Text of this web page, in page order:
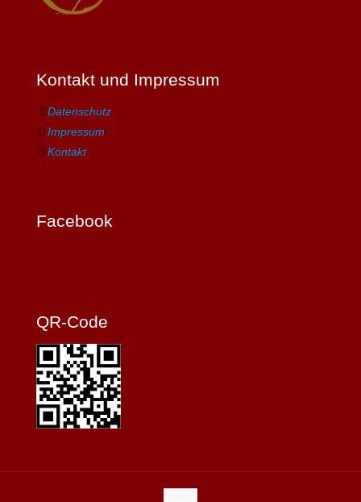
Kontakt und Impressum
Datenschutz
Impressum
Kontakt
Facebook
QR-Code